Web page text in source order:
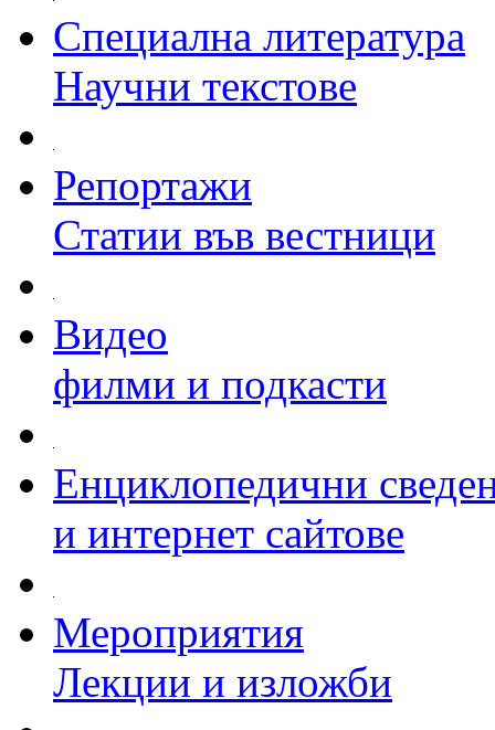
Специална литература
Научни текстове
Репортажи
Статии във вестници
Видео
филми и подкасти
Енциклопедични
и интернет сайтове
Мероприятия
Лекции и изложби